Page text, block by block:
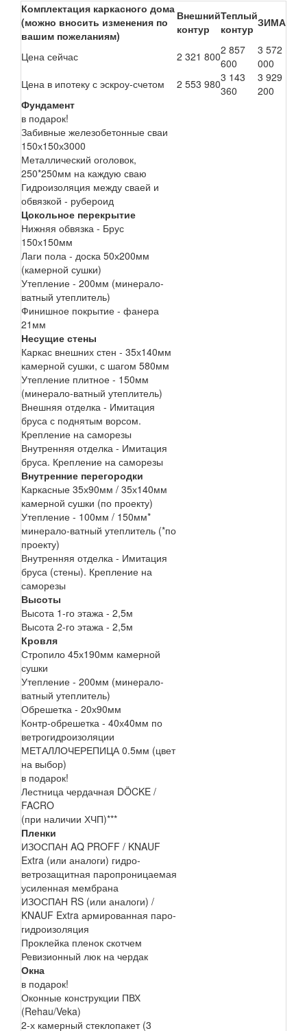
Комплектация каркасного дома
(можно вносить изменения по
вашим пожеланиям)
Внешний
контур
Теплый
контур ЗИМА
Цена сейчас 2 321 8002 857
600
3 572
000
Цена в ипотеку с эскроу-счетом
2 553 9803 143
360
3 929
200
Фундамент
в подарок!
Забивные железобетонные сваи
150х150х3000
Металлический оголовок,
250*250мм на каждую сваю
Гидроизоляция между сваей и
обвязкой - рубероид
Цокольное перекрытие
Нижняя обвязка - Брус
150х150мм
Лаги пола - доска 50х200мм
(камерной сушки)
Утепление - 200мм (минерало-
ватный утеплитель)
Финишное покрытие - фанера
21мм
Несущие стены
Каркас внешних стен - 35х140мм
камерной сушки, с шагом 580мм
Утепление плитное - 150мм
(минерало-ватный утеплитель)
Внешняя отделка - Имитация
бруса с поднятым ворсом.
Крепление на саморезы
Внутренняя отделка - Имитация
бруса. Крепление на саморезы
Внутренние перегородки
Каркасные 35х90мм / 35х140мм
камерной сушки (по проекту)
Утепление - 100мм / 150мм*
минерало-ватный утеплитель (*по
проекту)
Внутренняя отделка - Имитация
бруса (стены). Крепление на
саморезы
Высоты
Высота 1-го этажа - 2,5м
Высота 2-го этажа - 2,5м
Кровля
Стропило 45х190мм камерной
сушки
Утепление - 200мм (минерало-
ватный утеплитель)
Обрешетка - 20х90мм
Контр-обрешетка - 40х40мм по
ветрогидроизоляции
МЕТАЛЛОЧЕРЕПИЦА 0.5мм (цвет
на выбор)
в подарок!
Лестница чердачная DÖCKE /
FACRO
(при наличии ХЧП)***
Пленки
ИЗОСПАН AQ PROFF / KNAUF
Extra (или аналоги) гидро-
ветрозащитная паропроницаемая
усиленная мембрана
ИЗОСПАН RS (или аналоги) /
KNAUF Extra армированная паро-
гидроизоляция
Проклейка пленок скотчем
Ревизионный люк на чердак
Окна
в подарок!
Оконные конструкции ПВХ
(Rehau/Veka)
2-х камерный стеклопакет (3